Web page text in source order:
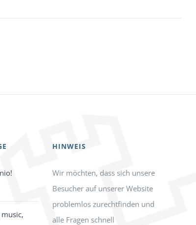
HINWEIS
Wir möchten, dass sich unsere
Besucher auf unserer Website
problemlos zurechtfinden und
alle Fragen schnell